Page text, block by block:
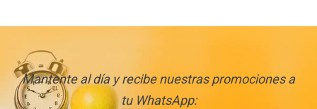
Mantente al día y recibe nuestras promociones a
tu WhatsApp: